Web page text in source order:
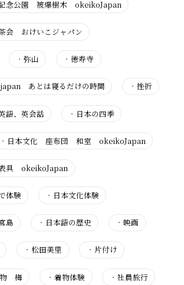
念公園 被爆樹木 okeikoJapan
おけいこジャパン
・弥山 ・徳寿寺
あとは寝るだけの時間 ・挫折
語、英会話 ・ 日本の四季
・ 日本文化 座布団 和室 okeikoJapan
具 okeikoJapan
体験 ・ 日本文化体験
島 ・ 日本語の歴史 ・映画
・ 松田美里 ・ 片付け
梅 ・着物体験 ・ 社員旅行